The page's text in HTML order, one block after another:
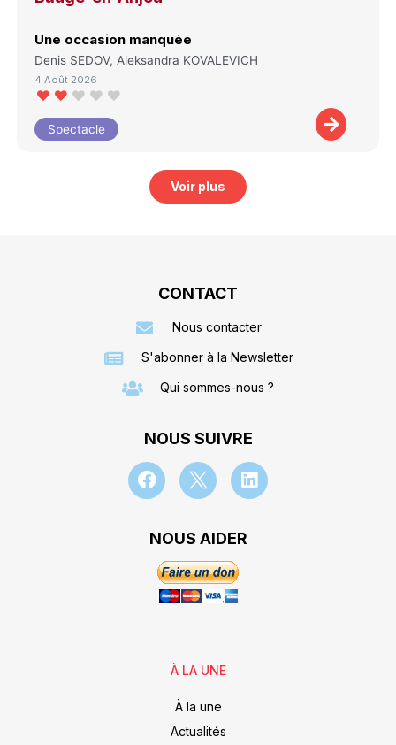
Une occasion manquée
Denis SEDOV, Aleksandra KOVALEVICH
4 Août 2026
Spectacle
Voir plus
CONTACT
Nous contacter
S'abonner à la Newsletter
Qui sommes-nous ?
NOUS SUIVRE
NOUS AIDER
À LA UNE
À la une
Actualités